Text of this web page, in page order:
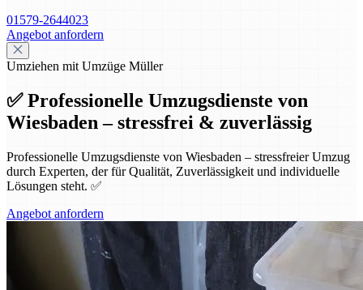
01579-2644023
Angebot anfordern
Umziehen mit Umzüge Müller
✅ Professionelle Umzugsdienste von
Wiesbaden – stressfrei & zuverlässig
Professionelle Umzugsdienste von Wiesbaden – stressfreier Umzug
durch Experten, der für Qualität, Zuverlässigkeit und individuelle
Lösungen steht. ✅
Angebot anfordern